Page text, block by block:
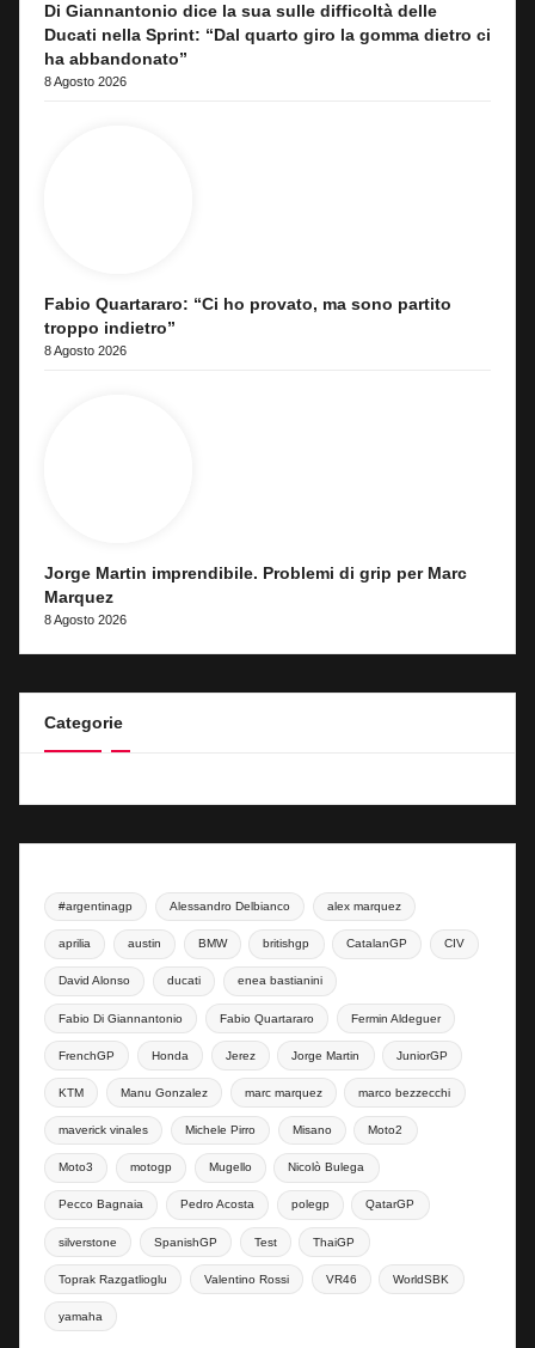
Di Giannantonio dice la sua sulle difficoltà delle
Ducati nella Sprint: “Dal quarto giro la gomma dietro ci
ha abbandonato”
8 Agosto 2026
Fabio Quartararo: “Ci ho provato, ma sono partito
troppo indietro”
8 Agosto 2026
Jorge Martin imprendibile. Problemi di grip per Marc
Marquez
8 Agosto 2026
Categorie
#argentinagp Alessandro Delbianco alex marquez
aprilia austin BMW britishgp CatalanGP CIV
David Alonso ducati enea bastianini
Fabio Di Giannantonio Fabio Quartararo Fermin Aldeguer
FrenchGP Honda Jerez Jorge Martin JuniorGP
KTM Manu Gonzalez marc marquez marco bezzecchi
maverick vinales Michele Pirro Misano Moto2
Moto3 motogp Mugello Nicolò Bulega
Pecco Bagnaia Pedro Acosta polegp QatarGP
silverstone SpanishGP Test ThaiGP
Toprak Razgatlioglu Valentino Rossi VR46 WorldSBK
yamaha